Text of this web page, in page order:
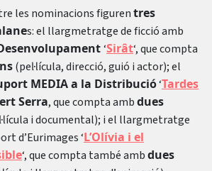
les nominacions figurentres
s: el llargmetratge de ficció amb
‘Sirât‘, que compta
(pel·lícula, direcció, guió i actor); el
MEDIA a la Distribució‘Tardes
Serra, que compta ambdues
i documental); i el llargmetratge
d’Eurimages ‘L’Olívia i el
‘, que compta també ambdues